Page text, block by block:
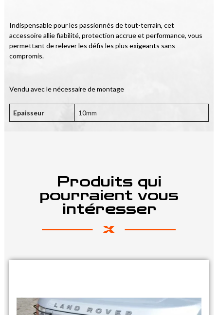
Indispensable pour les passionnés de tout-terrain, cet
accessoire allie fiabilité, protection accrue et performance, vous
permettant de relever les défis les plus exigeants sans
compromis.
Vendu avec le nécessaire de montage
Epaisseur 10mm
Produits qui
pourraient vous
intéresser